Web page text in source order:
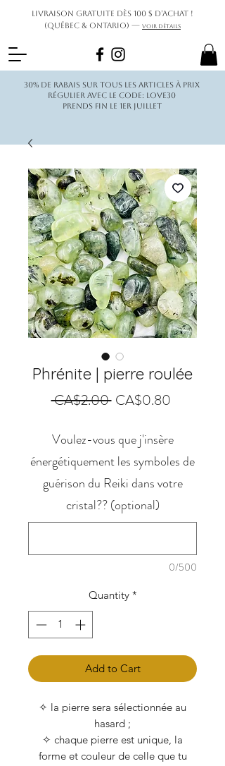
Livraison gratuite dès 100 $ d’achat !
(Québec & Ontario) — Voir détails
30% de rabais sur tous les articles à prix
régulier avec le code: love30
Prends fin le 1er juillet
Phrénite | pierre roulée
CA$2.00 Regular
CA$0.80Sale
Voulez-vous que j'insère
énergétiquement les symboles de
guérison du Reiki dans votre
cristal?? (optional)
0/500
Quantity *
Add to Cart
✧ la pierre sera sélectionnée au
hasard ;
✧ chaque pierre est unique, la
forme et couleur de celle que tu